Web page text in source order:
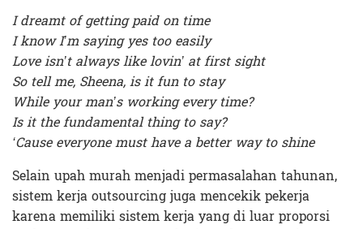
I dreamt of getting paid on time
I know I’m saying yes too easily
Love isn’t always like lovin’ at first sight
So tell me, Sheena, is it fun to stay
While your man’s working every time?
Is it the fundamental thing to say?
‘Cause everyone must have a better way to shine
Selain upah murah menjadi permasalahan tahunan,
sistem kerja outsourcing juga mencekik pekerja
karena memiliki sistem kerja yang di luar proporsi